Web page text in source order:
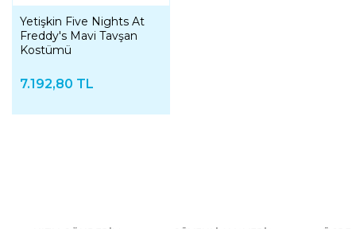
Yetişkin Five Nights At
Freddy's Mavi Tavşan
Kostümü
7.192,80 TL